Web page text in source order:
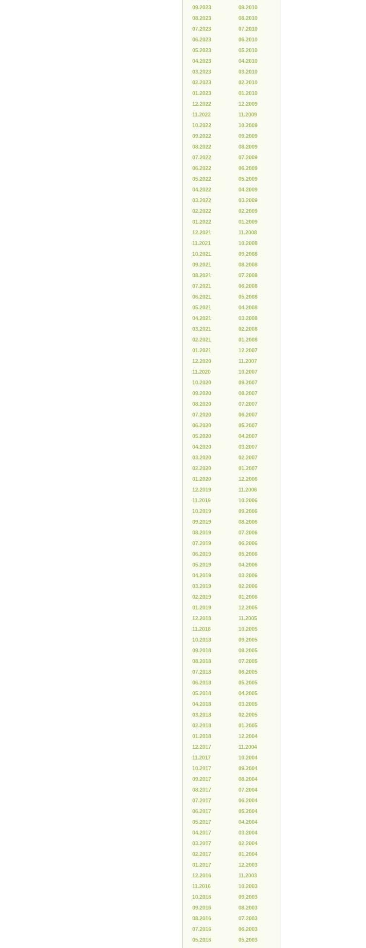
09.2023
08.2023
07.2023
06.2023
05.2023
04.2023
03.2023
02.2023
01.2023
12.2022
11.2022
10.2022
09.2022
08.2022
07.2022
06.2022
05.2022
04.2022
03.2022
02.2022
01.2022
12.2021
11.2021
10.2021
09.2021
08.2021
07.2021
06.2021
05.2021
04.2021
03.2021
02.2021
01.2021
12.2020
11.2020
10.2020
09.2020
08.2020
07.2020
06.2020
05.2020
04.2020
03.2020
02.2020
01.2020
12.2019
11.2019
10.2019
09.2019
08.2019
07.2019
06.2019
05.2019
04.2019
03.2019
02.2019
01.2019
12.2018
11.2018
10.2018
09.2018
08.2018
07.2018
06.2018
05.2018
04.2018
03.2018
02.2018
01.2018
12.2017
11.2017
10.2017
09.2017
08.2017
07.2017
06.2017
05.2017
04.2017
03.2017
02.2017
01.2017
12.2016
11.2016
10.2016
09.2016
08.2016
07.2016
05.2016
09.2010
08.2010
07.2010
06.2010
05.2010
04.2010
03.2010
02.2010
01.2010
12.2009
11.2009
10.2009
09.2009
08.2009
07.2009
06.2009
05.2009
04.2009
03.2009
02.2009
01.2009
11.2008
10.2008
09.2008
08.2008
07.2008
06.2008
05.2008
04.2008
03.2008
02.2008
01.2008
12.2007
11.2007
10.2007
09.2007
08.2007
07.2007
06.2007
05.2007
04.2007
03.2007
02.2007
01.2007
12.2006
11.2006
10.2006
09.2006
08.2006
07.2006
06.2006
05.2006
04.2006
03.2006
02.2006
01.2006
12.2005
11.2005
10.2005
09.2005
08.2005
07.2005
06.2005
05.2005
04.2005
03.2005
02.2005
01.2005
12.2004
11.2004
10.2004
09.2004
08.2004
07.2004
06.2004
05.2004
04.2004
03.2004
02.2004
01.2004
12.2003
11.2003
10.2003
09.2003
08.2003
07.2003
06.2003
05.2003